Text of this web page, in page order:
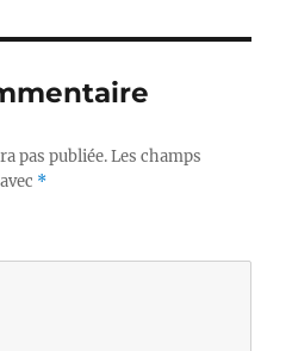
pas publiée. Les champs
*